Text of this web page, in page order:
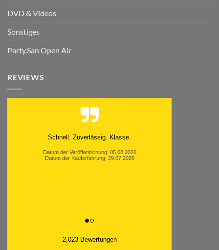
DVD & Videos
Sonstiges
Party.San Open Air
REVIEWS
Moinsen, hat alles super geklappt. Danke ans
Datum der Veröffentlichung: 05.08.2026
2,023 Bewertungen